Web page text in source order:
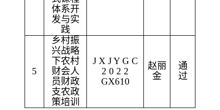
体系开
发与实
践
5
乡村振
兴战略
下农村
财会人
员财政
支农政
策培训
J X J Y G C
2 0 2 2
GX610
赵丽
金
通
过